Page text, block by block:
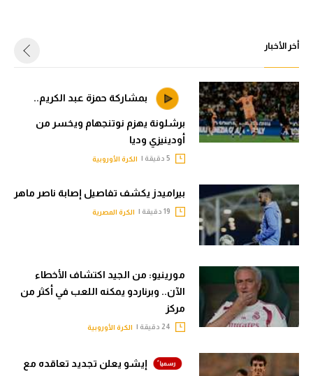
أخر الأخبار
بمشاركة حمزة عبد الكريم..
برشلونة يهزم نوتنجهام ويخسر من
أودينيزي وديا
الكرة الأوروبية
بيراميدز يكشف تفاصيل إصابة ناصر ماهر
الكرة المصرية
مورينيو: من الجيد اكتشاف الأخطاء
الآن.. وبرناردو يمكنه اللعب في أكثر من
مركز
الكرة الأوروبية
إيشو يعلن تجديد تعاقده مع